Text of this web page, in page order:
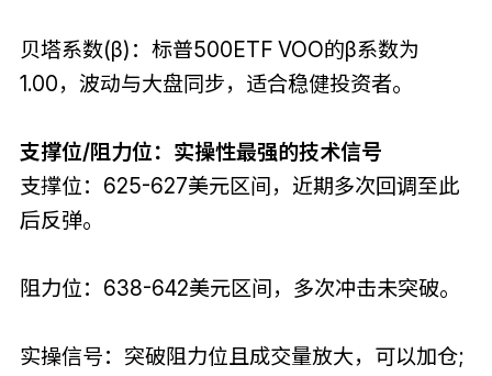
贝塔系数(β)：标普500ETF VOO的β系数为
1.00，波动与大盘同步，适合稳健投资者。
支撑位/阻力位：实操性最强的技术信号
支撑位：625-627美元区间，近期多次回调至此
后反弹。
阻力位：638-642美元区间，多次冲击未突破。
实操信号：突破阻力位且成交量放大，可以加仓;